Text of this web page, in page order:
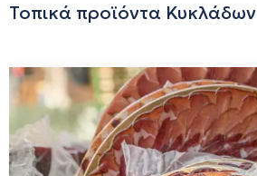
Τοπικά προϊόντα Κυκλάδων